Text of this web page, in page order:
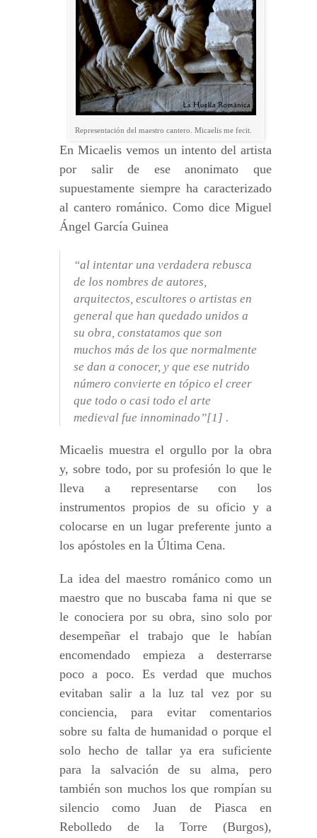
Representación del maestro cantero. Micaelis me fecit.
En Micaelis vemos un intento del artista
por salir de ese anonimato que
supuestamente siempre ha caracterizado
al cantero románico. Como dice Miguel
Ángel García Guinea
“al intentar una verdadera rebusca
de los nombres de autores,
arquitectos, escultores o artistas en
general que han quedado unidos a
su obra, constatamos que son
muchos más de los que normalmente
se dan a conocer, y que ese nutrido
número convierte en tópico el creer
que todo o casi todo el arte
medieval fue innominado”[1] .
Micaelis muestra el orgullo por la obra
y, sobre todo, por su profesión lo que le
lleva a representarse con los
instrumentos propios de su oficio y a
colocarse en un lugar preferente junto a
los apóstoles en la Última Cena.
La idea del maestro románico como un
maestro que no buscaba fama ni que se
le conociera por su obra, sino solo por
desempeñar el trabajo que le habían
encomendado empieza a desterrarse
poco a poco. Es verdad que muchos
evitaban salir a la luz tal vez por su
conciencia, para evitar comentarios
sobre su falta de humanidad o porque el
solo hecho de tallar ya era suficiente
para la salvación de su alma, pero
también son muchos los que rompían su
silencio como Juan de Piasca en
Rebolledo de la Torre (Burgos),